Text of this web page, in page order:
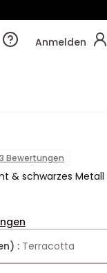
Anmelden
Bewertungen
& schwarzes
: Terracotta